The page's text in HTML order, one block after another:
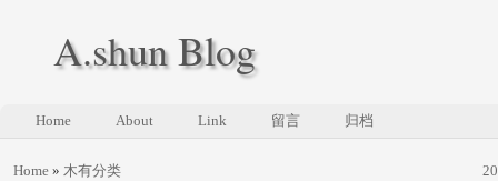
A.shun Blog
Home About Link 留言 归档
Home » 木有分类